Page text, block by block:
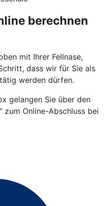
berechnen
mit Ihrer Fellnase,
dass wir für Sie als
werden dürfen.
gelangen Sie über den
zum Online-Abschluss bei